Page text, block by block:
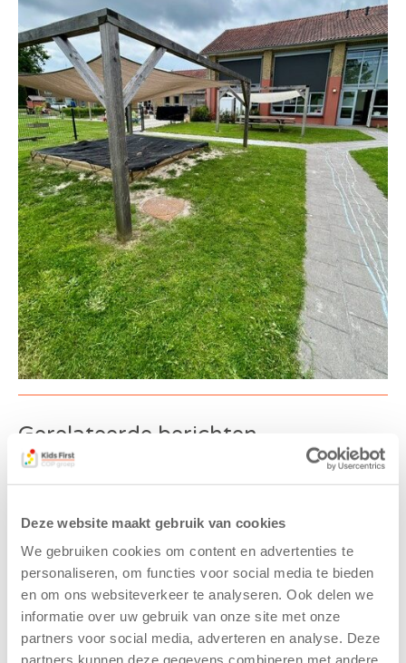
Deze website maakt gebruik van cookies
We gebruiken cookies om content en advertenties te
personaliseren, om functies voor social media te bieden
en om ons websiteverkeer te analyseren. Ook delen we
informatie over uw gebruik van onze site met onze
partners voor social media, adverteren en analyse. Deze
partners kunnen deze gegevens combineren met andere
Gerelateerde berichten
Kids First
Kids First